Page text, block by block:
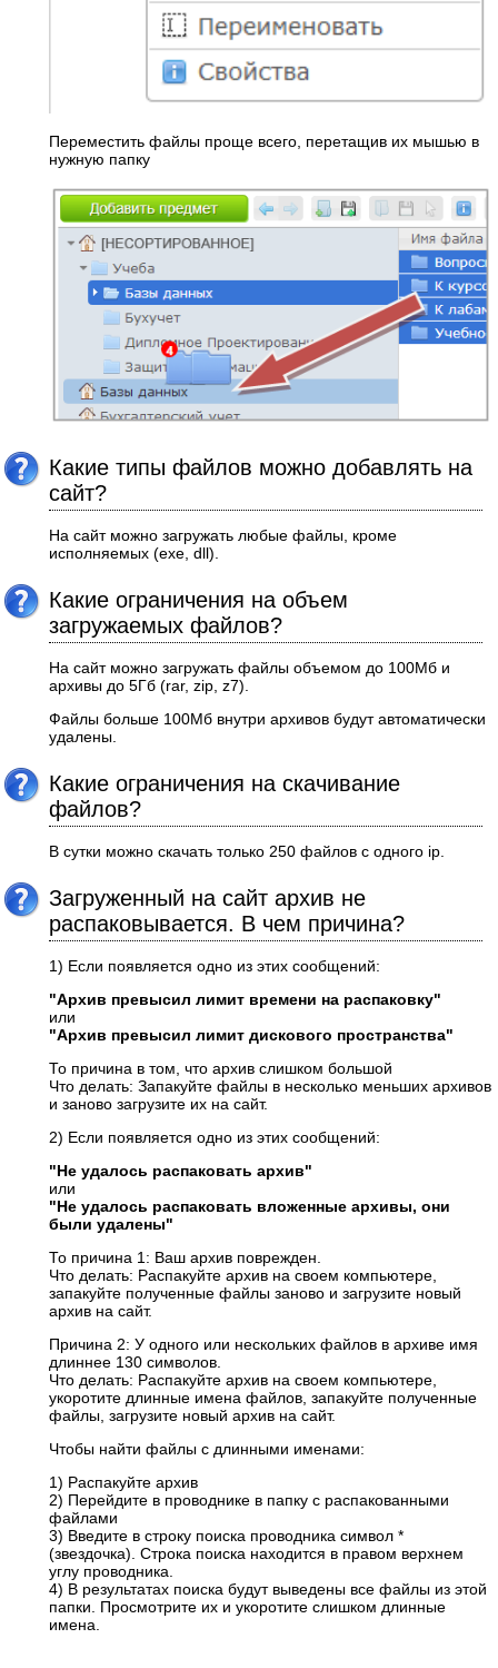
Переместить файлы проще всего, перетащив их мышью в
нужную папку
Какие типы файлов можно добавлять на
сайт?
На сайт можно загружать любые файлы, кроме
исполняемых (exe, dll).
Какие ограничения на объем
загружаемых файлов?
На сайт можно загружать файлы объемом до 100Мб и
архивы до 5Гб (rar, zip, z7).
Файлы больше 100Мб внутри архивов будут автоматически
удалены.
Какие ограничения на скачивание
файлов?
В сутки можно скачать только 250 файлов с одного ip.
Загруженный на сайт архив не
распаковывается. В чем причина?
1) Если появляется одно из этих сообщений:
"Архив превысил лимит времени на распаковку"
или
"Архив превысил лимит дискового пространства"
То причина в том, что архив слишком большой
Что делать: Запакуйте файлы в несколько меньших архивов
и заново загрузите их на сайт.
2) Если появляется одно из этих сообщений:
"Не удалось распаковать архив"
или
"Не удалось распаковать вложенные архивы, они
были удалены"
То причина 1: Ваш архив поврежден.
Что делать: Распакуйте архив на своем компьютере,
запакуйте полученные файлы заново и загрузите новый
архив на сайт.
Причина 2: У одного или нескольких файлов в архиве имя
длиннее 130 символов.
Что делать: Распакуйте архив на своем компьютере,
укоротите длинные имена файлов, запакуйте полученные
файлы, загрузите новый архив на сайт.
Чтобы найти файлы с длинными именами:
1) Распакуйте архив
2) Перейдите в проводнике в папку с распакованными
файлами
3) Введите в строку поиска проводника символ *
(звездочка). Строка поиска находится в правом верхнем
углу проводника.
4) В результатах поиска будут выведены все файлы из этой
папки. Просмотрите их и укоротите слишком длинные
имена.